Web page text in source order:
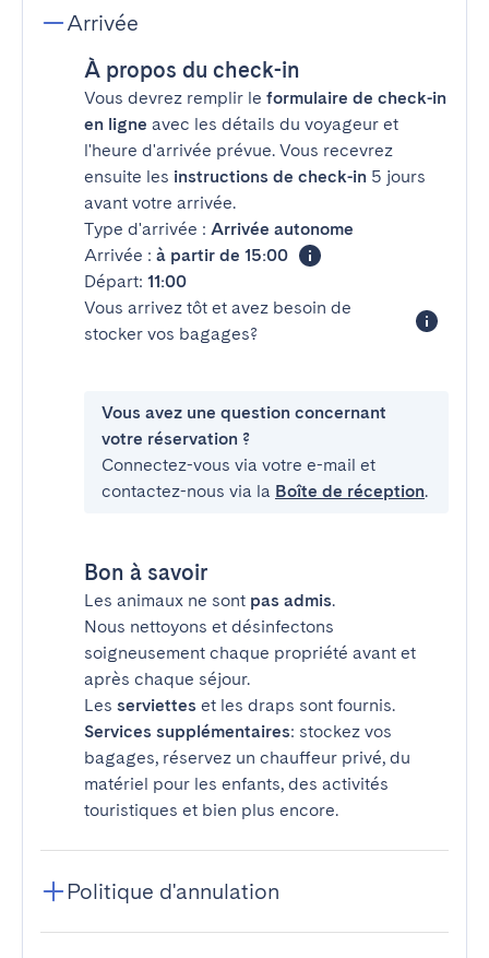
Arrivée
À propos du check-in
Vous devrez remplir le formulaire de check-in
en ligne avec les détails du voyageur et
l'heure d'arrivée prévue. Vous recevrez
ensuite les instructions de check-in 5 jours
avant votre arrivée.
Type d'arrivée : Arrivée autonome
Arrivée : à partir de 15:00
Départ: 11:00
Vous arrivez tôt et avez besoin de
stocker vos bagages?
Vous avez une question concernant
votre réservation ?
Connectez-vous via votre e-mail et
contactez-nous via la Boîte de réception.
Bon à savoir
Les animaux ne sont pas admis.
Nous nettoyons et désinfectons
soigneusement chaque propriété avant et
après chaque séjour.
Les serviettes et les draps sont fournis.
Services supplémentaires: stockez vos
bagages, réservez un chauffeur privé, du
matériel pour les enfants, des activités
touristiques et bien plus encore.
Politique d'annulation